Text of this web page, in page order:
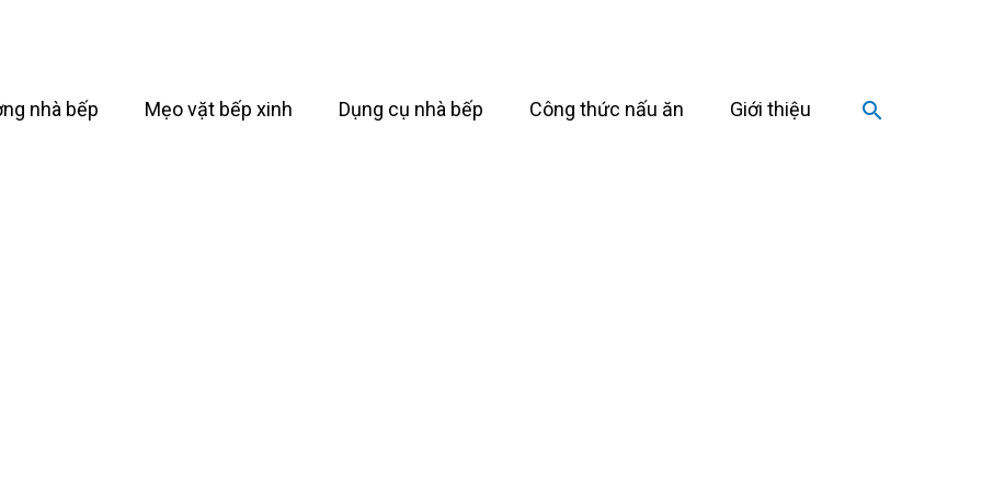
nhà bếp Mẹo vặt bếp xinh Dụng cụ nhà bếp Công thức nấu ăn Giới thiệu